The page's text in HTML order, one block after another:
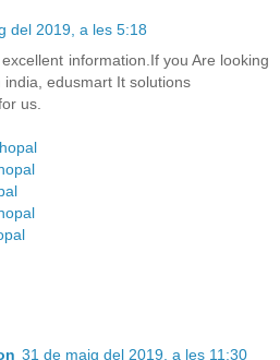
del 2019, a les 5:18
information.If you Are looking
india, edusmart It solutions
us.
31 de maig del 2019, a les 11:30